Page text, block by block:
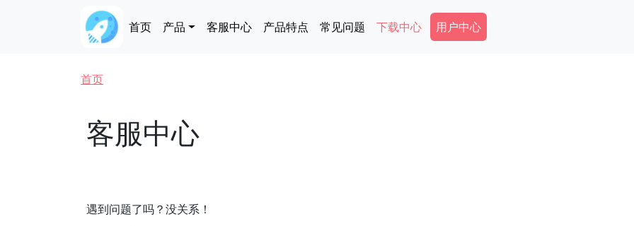
Main navigation
首页 产品 客服中心 产品特点 常见问题 下载中心 Secondary Menu
用户中心
面包屑
首页
客服中心
遇到问题了吗？没关系！